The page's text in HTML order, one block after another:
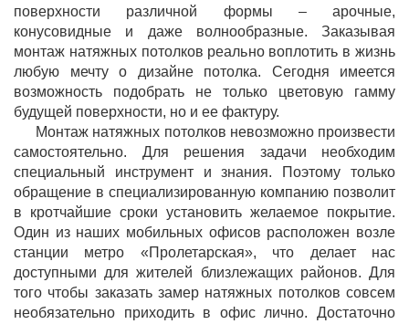
поверхности различной формы – арочные,
конусовидные и даже волнообразные. Заказывая
монтаж натяжных потолков реально воплотить в жизнь
любую мечту о дизайне потолка. Сегодня имеется
возможность подобрать не только цветовую гамму
будущей поверхности, но и ее фактуру.
Монтаж натяжных потолков невозможно произвести
самостоятельно. Для решения задачи необходим
специальный инструмент и знания. Поэтому только
обращение в специализированную компанию позволит
в кротчайшие сроки установить желаемое покрытие.
Один из наших мобильных офисов расположен возле
станции метро «Пролетарская», что делает нас
доступными для жителей близлежащих районов. Для
того чтобы заказать замер натяжных потолков совсем
необязательно приходить в офис лично. Достаточно